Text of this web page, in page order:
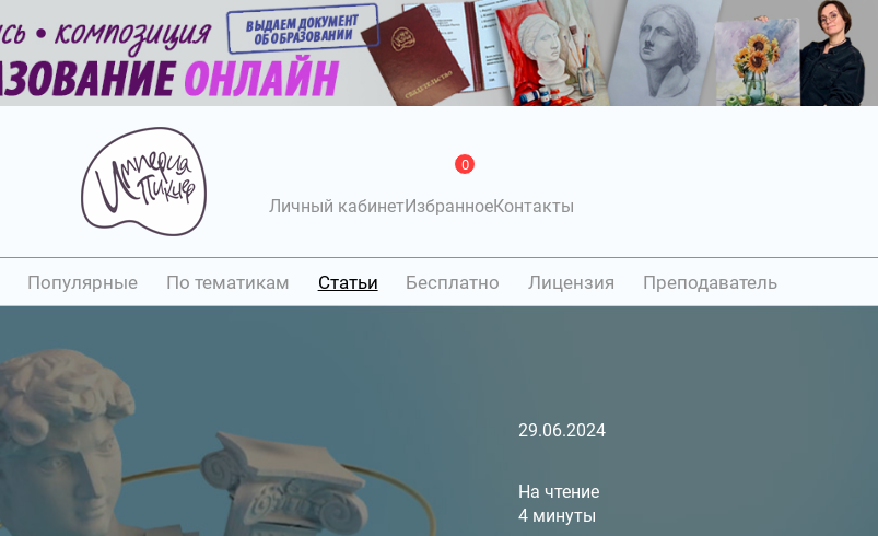
Личный кабинетИзбранное
0
Контакты
Популярные По тематикам Статьи Бесплатно Лицензия Преподаватель
29.06.2024
На чтение
4 минуты